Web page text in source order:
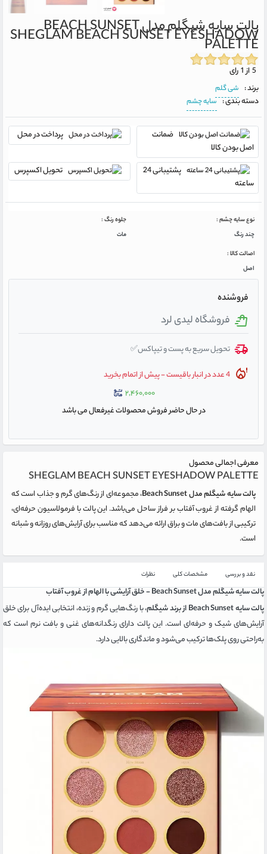
پالت سایه شیگلم مدل BEACH SUNSET
SHEGLAM BEACH SUNSET EYESHADOW
PALETTE
برند : شی گلم
دسته بندی : سایه چشم
ضمانت
اصل بودن کالا
پرداخت در محل
پشتیبانی 24
ساعته
تحویل اکسپرس
نوع سایه چشم :
چند رنگ
جلوه رنگ :
مات
اصالت کالا :
اصل
فروشنده
فروشگاه لیدی لرد
تحویل سریع به پست و تیپاکس✅
4 عدد در انبار باقیست - پیش از اتمام بخرید
۲,۴۶۰,۰۰۰
در حال حاضر فروش محصولات غیرفعال می باشد
معرفی اجمالی محصول
SHEGLAM BEACH SUNSET EYESHADOW PALETTE
پالت سایه شیگلم مدل Beach Sunset
، مجموعه‌ای از رنگ‌های گرم و جذاب است که
الهام گرفته از غروب آفتاب بر فراز ساحل می‌باشد. این پالت با فرمولاسیون حرفه‌ای،
ترکیبی از بافت‌های مات و براق ارائه می‌دهد که مناسب برای آرایش‌های روزانه و شبانه
است.
نقد و بررسی مشخصات کلی نظرات
پالت سایه شیگلم مدل Beach Sunset - خلق آرایشی با الهام از غروب آفتاب
پالت سایه Beach Sunset از برند شیگلم
، با رنگ‌هایی گرم و زنده، انتخابی ایده‌آل برای خلق
آرایش‌های شیک و حرفه‌ای است. این پالت دارای رنگدانه‌های غنی و بافت نرم است که
به‌راحتی روی پلک‌ها ترکیب می‌شود و ماندگاری بالایی دارد.